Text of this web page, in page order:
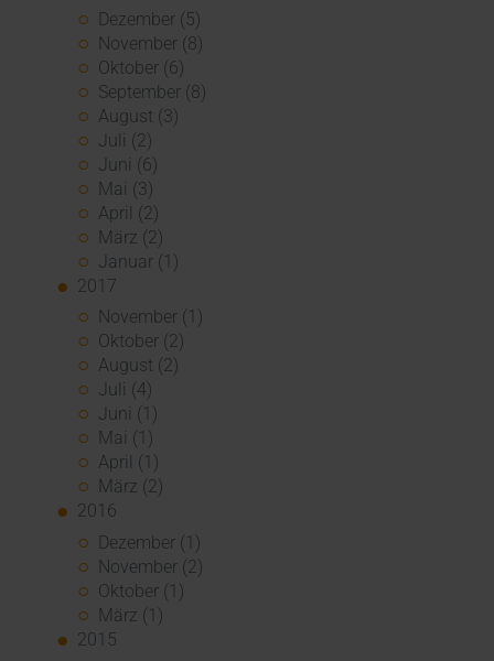
Dezember (5)
November (8)
Oktober (6)
September (8)
August (3)
Juli (2)
Juni (6)
Mai (3)
April (2)
März (2)
Januar (1)
2017
November (1)
Oktober (2)
August (2)
Juli (4)
Juni (1)
Mai (1)
April (1)
März (2)
2016
Dezember (1)
November (2)
Oktober (1)
März (1)
2015